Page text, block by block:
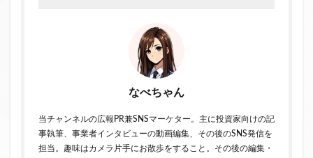
なべちゃん
当チャンネルの広報PR兼SNSマーケター。主に投資家向けの記
事執筆、事業者インタビューの動画編集、その後のSNS発信を
担当。趣味はカメラ片手にお散歩をすること。その後の編集・